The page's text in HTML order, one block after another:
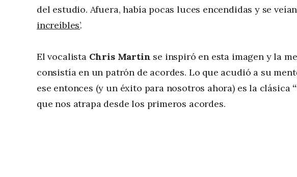
del estudio.​ Afuera, había pocas luces encendidas y se
increíbles’.
El vocalista Chris Martin se inspiró en esta imagen y la
consistía en un patrón de acordes. Lo que acudió a su
ese entonces (y un éxito para nosotros ahora) es la clásica
que nos atrapa desde los primeros acordes.